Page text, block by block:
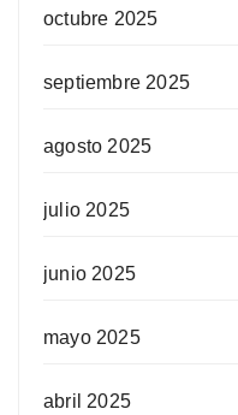
octubre 2025
septiembre 2025
agosto 2025
julio 2025
junio 2025
mayo 2025
abril 2025